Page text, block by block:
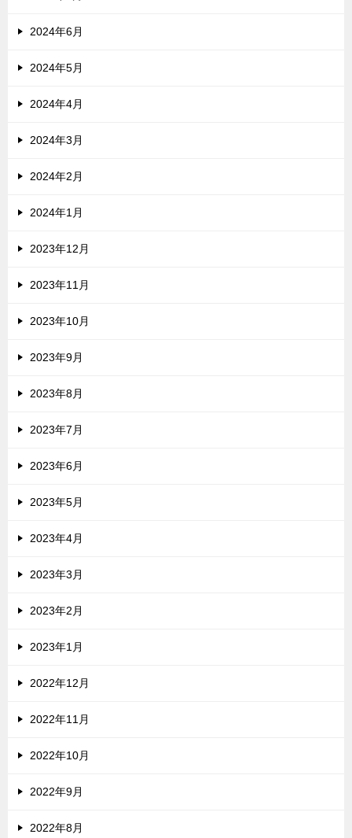
2024年6月
2024年5月
2024年4月
2024年3月
2024年2月
2024年1月
2023年12月
2023年11月
2023年10月
2023年9月
2023年8月
2023年7月
2023年6月
2023年5月
2023年4月
2023年3月
2023年2月
2023年1月
2022年12月
2022年11月
2022年10月
2022年9月
2022年8月